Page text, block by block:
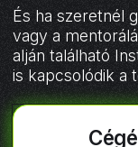
És ha szeretnél
vagy a
alján található
is kapcsolódik a